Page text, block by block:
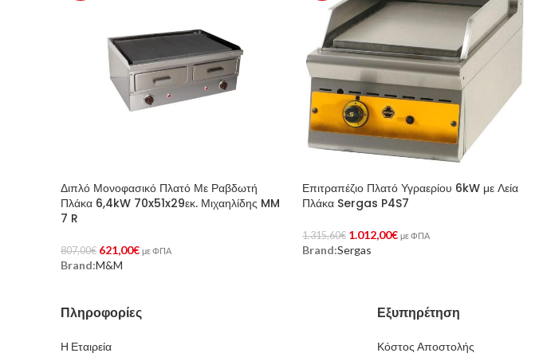
Διπλό Μονοφασικό Πλατό Με Ραβδωτή
Πλάκα 6,4kW 70x51x29εκ. Μιχαηλίδης MM
7 R
807,00€ 621,00€ με ΦΠΑ
Προσθήκη Στο Καλάθι
Brand:M&M
Επιτραπέζιο Πλατό Υγραερίου 6kW με Λεία
Πλάκα Sergas P4S7
1.315,60€ 1.012,00€ με ΦΠΑ
Προσθήκη Στο Καλάθι
Brand:Sergas
Πληροφορίες
Η Εταιρεία
Εξυπηρέτηση
Κόστος Αποστολής